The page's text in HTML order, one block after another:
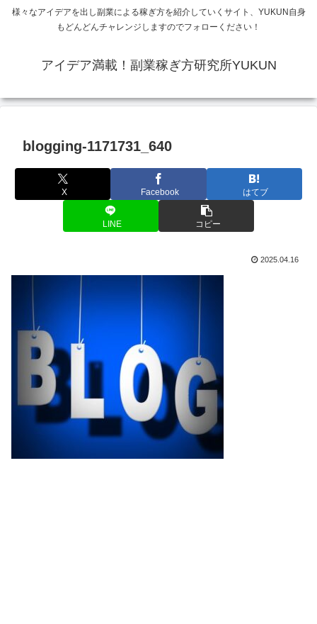
様々なアイデアを出し副業による稼ぎ方を紹介していくサイト、YUKUN自身
もどんどんチャレンジしますのでフォローください！
アイデア満載！副業稼ぎ方研究所YUKUN
blogging-1171731_640
X Facebook はてブ
LINE コピー
2025.04.16